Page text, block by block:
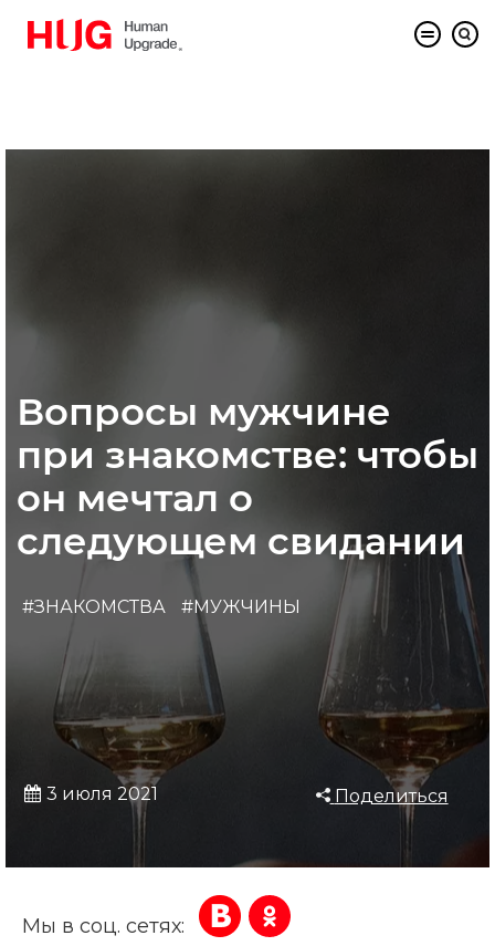
Вопросы мужчине
при знакомстве: чтобы
он мечтал о
следующем свидании
#ЗНАКОМСТВА #МУЖЧИНЫ
3 июля 2021 Поделиться
Мы в соц. сетях: